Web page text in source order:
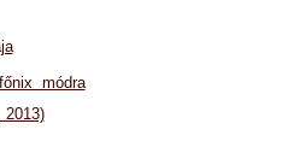
módra
2013)